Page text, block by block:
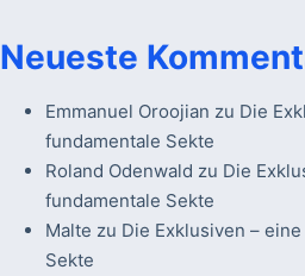
Neueste
Emmanuel Oroojian zu Die
fundamentale Sekte
Roland Odenwald zu Die
fundamentale Sekte
Malte zu Die Exklusiven –
Sekte